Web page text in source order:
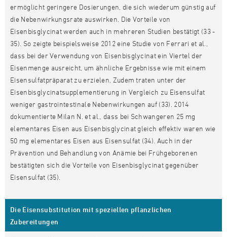
ermöglicht geringere Dosierungen, die sich wiederum günstig auf
die Nebenwirkungsrate auswirken. Die Vorteile von
Eisenbisglycinat werden auch in mehreren Studien bestätigt (33 -
35). So zeigte beispielsweise 2012 eine Studie von Ferrari et al.,
dass bei der Verwendung von Eisenbisglycinat ein Viertel der
Eisenmenge ausreicht, um ähnliche Ergebnisse wie mit einem
Eisensulfatpräparat zu erzielen. Zudem traten unter der
Eisenbisglycinatsupplementierung in Vergleich zu Eisensulfat
weniger gastrointestinale Nebenwirkungen auf (33). 2014
dokumentierte Milan N. et al., dass bei Schwangeren 25 mg
elementares Eisen aus Eisenbisglycinat gleich effektiv waren wie
50 mg elementares Eisen aus Eisensulfat (34). Auch in der
Prävention und Behandlung von Anämie bei Frühgeborenen
bestätigten sich die Vorteile von Eisenbisglycinat gegenüber
Eisensulfat (35).
Die Eisensubstitution mit speziellen pflanzlichen
Zubereitungen